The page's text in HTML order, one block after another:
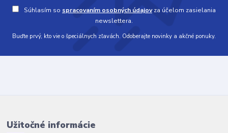
Súhlasím so spracovaním osobných údajovza účelom zasielania
newslettera.
Buďte prvý, kto vie o špeciálnych zľavách. Odoberajte novinky a akčné ponuky.
Užitočné informácie